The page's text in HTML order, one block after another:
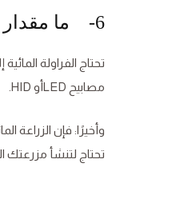
6- ما مقدار الضوء الازم للفراولة؟
مصابيح LEDأو HID.
وأخيرًا: فإن الزراعة
تحتاج لتنشأ مزرعتك